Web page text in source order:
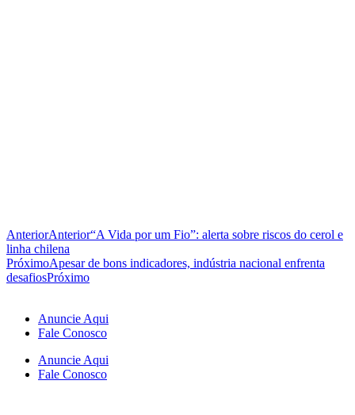
AnteriorAnterior“A Vida por um Fio”: alerta sobre riscos do cerol e
linha chilena
PróximoApesar de bons indicadores, indústria nacional enfrenta
desafiosPróximo
Anuncie Aqui
Fale Conosco
Anuncie Aqui
Fale Conosco